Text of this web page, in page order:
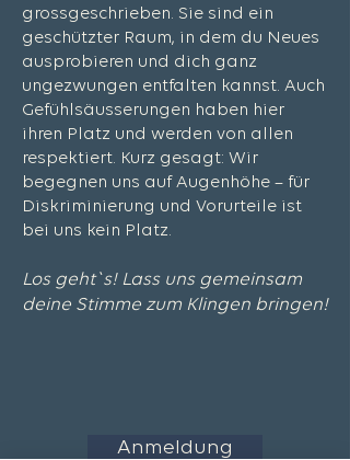
grossgeschrieben. Sie sind ein
geschützter Raum, in dem du Neues
ausprobieren und dich ganz
ungezwungen entfalten kannst. Auch
Gefühlsäusserungen haben hier
ihren Platz und werden von allen
respektiert. Kurz gesagt: Wir
begegnen uns auf Augenhöhe – für
Diskriminierung und Vorurteile ist
bei uns kein Platz.
Los geht`s! Lass uns gemeinsam
deine Stimme zum Klingen bringen!
Anmeldung